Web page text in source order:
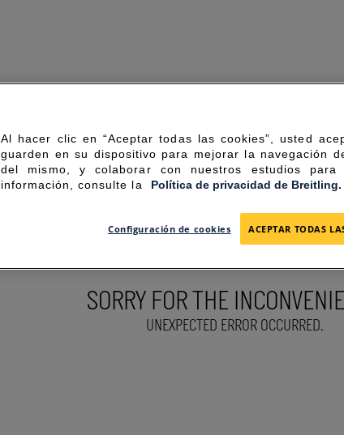
SORRY FOR THE
UNEXPECTED ERROR OCCURRED.
Al hacer clic en “Aceptar todas las cookies”, usted
guarden en su dispositivo para mejorar la navegación
del mismo, y colaborar con nuestros estudios para
información, consulte la
Política de privacidad de Breitling.
Configuración de cookies ACEPTAR TODAS